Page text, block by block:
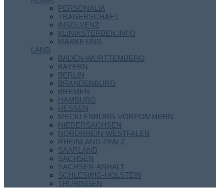
PERSONALIA
TRÄGERSCHAFT
INSOLVENZ
KLINIKSTERBEN.INFO
MARKETING
LAND
BADEN-WÜRTTEMBERG
BAYERN
BERLIN
BRANDENBURG
BREMEN
HAMBURG
HESSEN
MECKLENBURG-VORPOMMERN
NIEDERSACHSEN
NORDRHEIN-WESTFALEN
RHEINLAND-PFALZ
SAARLAND
SACHSEN
SACHSEN-ANHALT
SCHLESWIG-HOLSTEIN
THÜRINGEN